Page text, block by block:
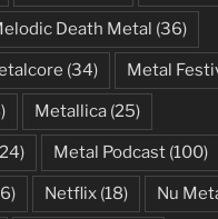
Death Metal (36)
(34) Metal
Metallica (25)
Metal Podcast (100)
Netflix (18) Nu